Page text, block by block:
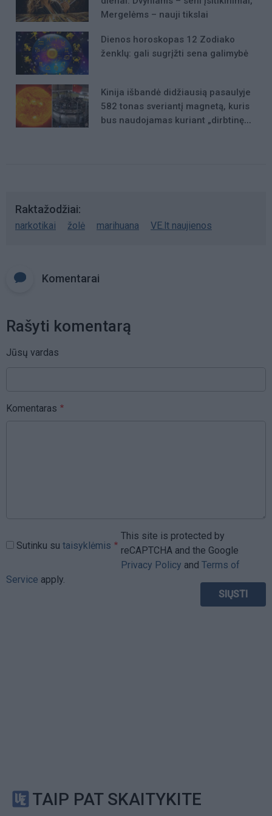
Mergelėms – nauji tikslai
Dienos horoskopas 12 Zodiako
ženklų: gali sugrįžti sena galimybė
Kinija išbandė didžiausią pasaulyje
582 tonas sveriantį magnetą, kuris
bus naudojamas kuriant „dirbtinę
Raktažodžiai
narkotikai žolė marihuana VE.lt naujienos
Komentarai
Rašyti komentarą
Jūsų vardas
Komentaras
Sutinku su taisyklėmis
This site is protected by
reCAPTCHA and the Google
Privacy Policy and Terms of
Service apply.
TAIP PAT SKAITYKITE